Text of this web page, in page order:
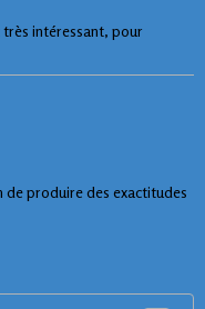
intéressant, pour
de produire des exactitudes